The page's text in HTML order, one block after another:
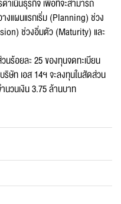
ำเนินธุรกิจ เพื่อที่จะสามารถ
งแผนแรกเริ่ม (Planning) ช่วง
ช่วงอิ่มตัว (Maturity) และ
ร้อยละ 25 ของทุนจดทะเบียน
ษัท เอส 14ฯ จะลงทุนในสัดส่วน
นวนเงิน 3.75 ล้านบาท